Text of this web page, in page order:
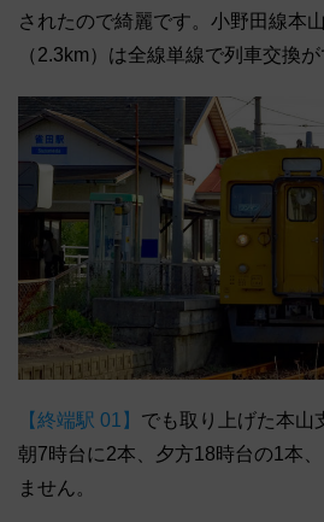
されたので綺麗です。小野田線本
（2.3km）は全線単線で列車交換が
【終端駅 01】 でも取り上げた本山
朝7時台に2本、夕方18時台の1本
ません。